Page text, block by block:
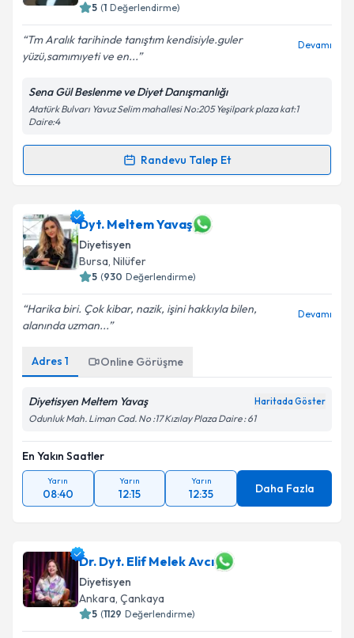
Kişisel verilerimin işlenmesine ilişkin
Aydınlatma
Metni'ni okudum ve kişisel verilerimin belirtilen
5 (1 Değerlendirme)
Tm Aralık tarihinde tanıştım kendisiyle.guler
yüzü,samımıyeti ve en...
Devamı
Sena Gül Beslenme ve Diyet Danışmanlığı
Atatürk Bulvarı Yavuz Selim mahallesi No:205 Yeşilpark plaza kat:1
Daire:4
Randevu Talep Et
Randevu Takvimi Talebi
Dyt. Sena Güliçin randevu takvimi talebi oluşturun.
Size bu uzmandan randevu almanız için bir takvim
hazırlandığında e-posta ile bilgilendireceğiz.
E-posta Adresiniz
Kişisel verilerimin işlenmesine ilişkin
Metni'ni okudum ve kişisel verilerimin belirtilen
Takvim Talebini Gönder
Dyt. Meltem Yavaş
Diyetisyen
Bursa, Nilüfer
5 (930 Değerlendirme)
Harika biri. Çok kibar, nazik, işini hakkıyla bilen,
alanında uzman...
Devamı
Adres 1 Online Görüşme
Diyetisyen Meltem Yavaş Haritada Göster
Odunluk Mah. Liman Cad. No :17 Kızılay Plaza Daire : 61
En Yakın Saatler
Yarın
08:40
Yarın
12:15
Yarın
12:35 Daha Fazla
Dr. Dyt. Elif Melek Avcı
Diyetisyen
Ankara, Çankaya
5 (1129 Değerlendirme)